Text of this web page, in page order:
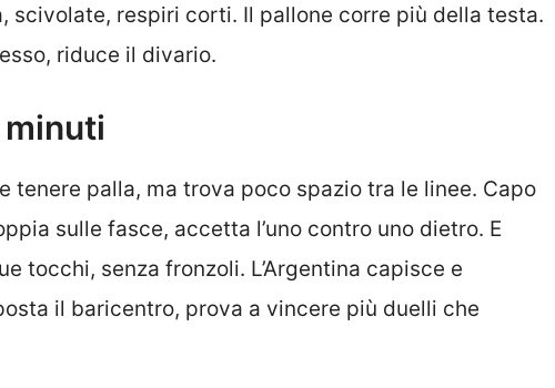
scivolate, respiri corti. Il pallone corre più della testa.
riduce il divario.
minuti
tenere palla, ma trova poco spazio tra le linee. Capo
sulle fasce, accetta l’uno contro uno dietro. E
tocchi, senza fronzoli. L’Argentina capisce e
il baricentro, prova a vincere più duelli che